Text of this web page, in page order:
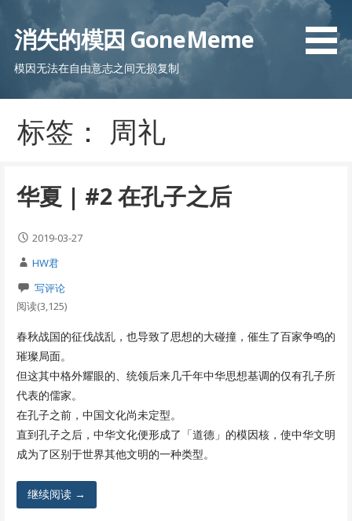
消失的模因 GoneMeme
模因无法在自由意志之间无损复制
标签： 周礼
华夏 | #2 在孔子之后
2019-03-27
HW君
写评论
阅读(3,125)
春秋战国的征伐战乱，也导致了思想的大碰撞，催生了百家争鸣的
璀璨局面。
但这其中格外耀眼的、统领后来几千年中华思想基调的仅有孔子所
代表的儒家。
在孔子之前，中国文化尚未定型。
直到孔子之后，中华文化便形成了「道德」的模因核，使中华文明
成为了区别于世界其他文明的一种类型。
继续阅读 →